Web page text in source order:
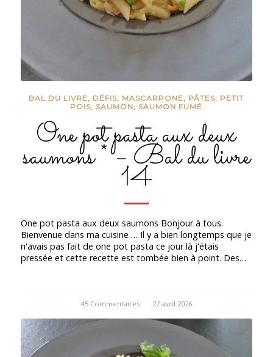
BAL DU LIVRE, DÉFIS, MASCARPONE, PÂTES, PETIT
POIS, SAUMON, SAUMON FUMÉ
One pot pasta aux deux
saumons * – Bal du livre
14
One pot pasta aux deux saumons Bonjour à tous.
Bienvenue dans ma cuisine … Il y a bien longtemps que je
n'avais pas fait de one pot pasta ce jour là j'étais
pressée et cette recette est tombée bien à point. Des…
45 Commentaires
/ 27 avril 2026